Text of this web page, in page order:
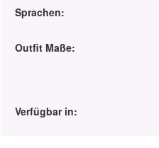
Sprachen:
Outfit Maße:
Verfügbar in: